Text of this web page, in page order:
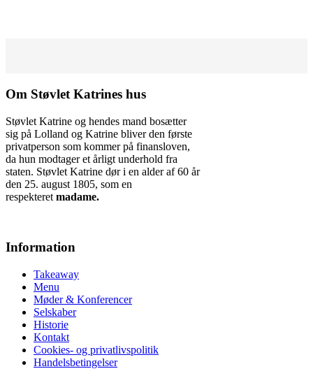
Om Støvlet Katrines hus
Støvlet Katrine og hendes mand bosætter
sig på Lolland og Katrine bliver den første
privatperson som kommer på finansloven,
da hun modtager et årligt underhold fra
staten. Støvlet Katrine dør i en alder af 60 år
den 25. august 1805, som en
respekteret madame.
Information
Takeaway
Menu
Møder & Konferencer
Selskaber
Historie
Kontakt
Cookies- og privatlivspolitik
Handelsbetingelser